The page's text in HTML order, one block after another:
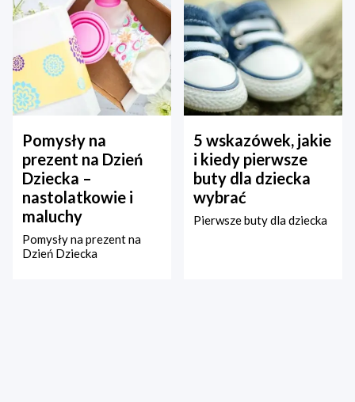
Pomysły na
prezent na Dzień
Dziecka –
nastolatkowie i
maluchy
Pomysły na prezent na
Dzień Dziecka
5 wskazówek, jakie
i kiedy pierwsze
buty dla dziecka
wybrać
Pierwsze buty dla dziecka